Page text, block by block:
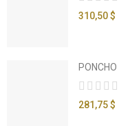
310,50 $
281,75 $